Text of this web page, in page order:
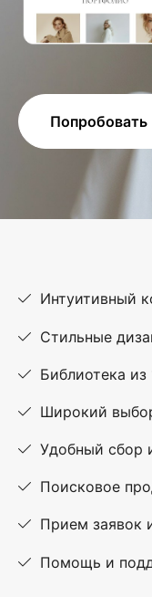
Попробовать
Интуитивный
Стильные
Библиотека
Широкий
Удобный сбор
Поисковое
Прием заявок
Помощь и